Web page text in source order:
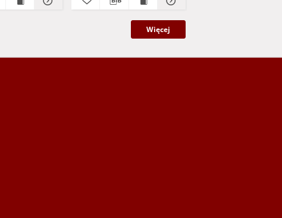
Więcej